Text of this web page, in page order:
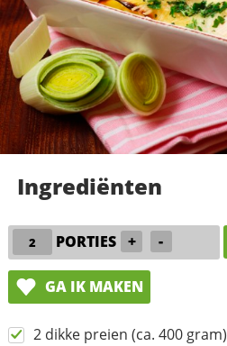
Ingrediënten
PORTIES + -
GA IK MAKEN
2 dikke preien (ca. 400 gram)